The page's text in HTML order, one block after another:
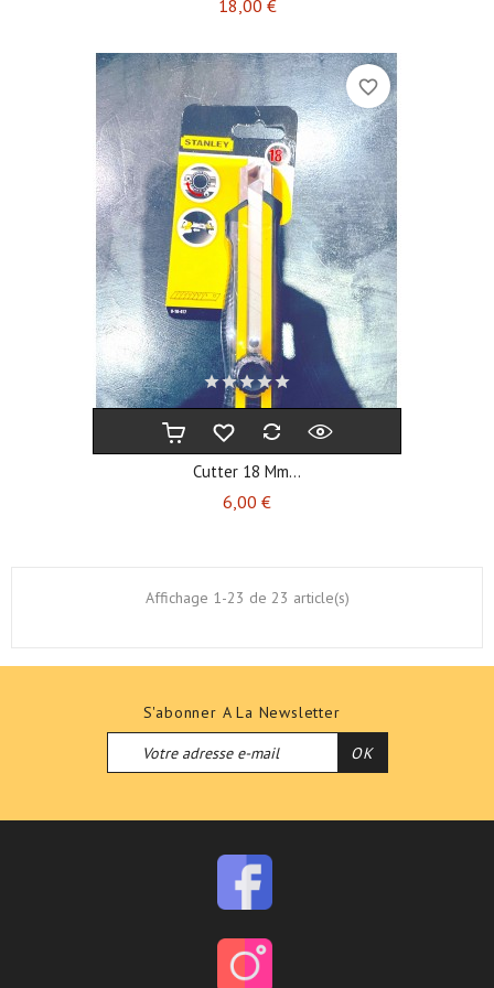
18,00 €Prix
Cutter 18 Mm...
6,00 €Prix
favorite_border
Affichage 1-23 de 23 article(s)
S'abonner A La Newsletter